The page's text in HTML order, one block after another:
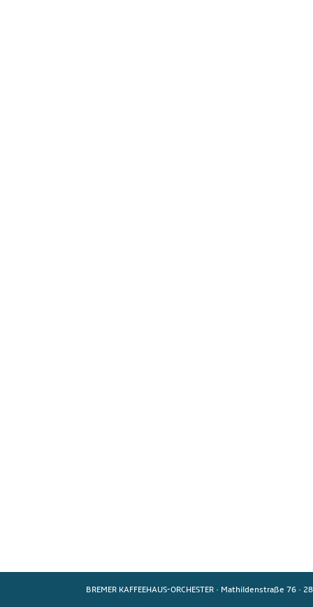
BREMER KAFFEEHAUS-ORCHESTER · Mathildenstraße 76 ·